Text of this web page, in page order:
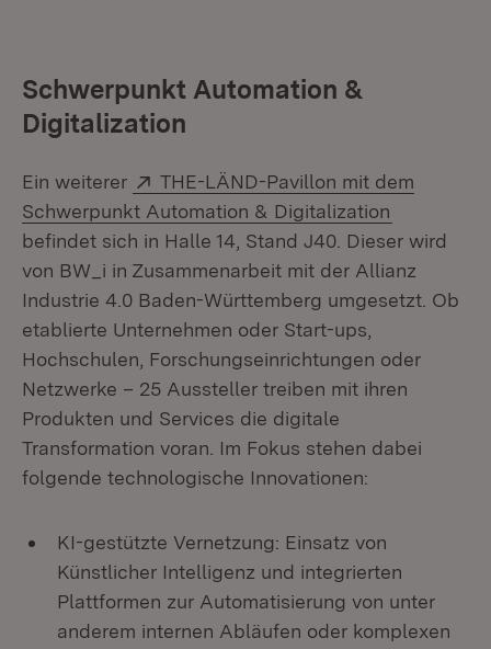
Schwerpunkt Automation &
Digitalization
Ein weiterer Extern:
THE-LÄND-Pavillon mit dem
Schwerpunkt Automation & Digitalization
befindet sich in Halle 14, Stand J40. Dieser wird
von BW_i in Zusammenarbeit mit der Allianz
Industrie 4.0 Baden-Württemberg umgesetzt. Ob
etablierte Unternehmen oder Start-ups,
Hochschulen, Forschungseinrichtungen oder
Netzwerke – 25 Aussteller treiben mit ihren
Produkten und Services die digitale
Transformation voran. Im Fokus stehen dabei
folgende technologische Innovationen:
KI-gestützte Vernetzung: Einsatz von
Künstlicher Intelligenz und integrierten
Plattformen zur Automatisierung von unter
anderem internen Abläufen oder komplexen